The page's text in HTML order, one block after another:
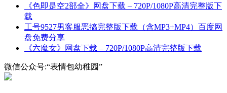
《色即是空2部全》网盘下载 – 720P/1080P高清完整版下
载
工号9527男客服恶搞完整版下载（含MP3+MP4）百度网
盘免费分享
《六魔女》网盘下载 – 720P/1080P高清完整版下载
微信公众号:“表情包幼稚园”